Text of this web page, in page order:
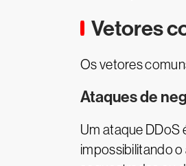
Vetores
Os vetores
Ataques de
Um ataque DDoS
impossibilitando o